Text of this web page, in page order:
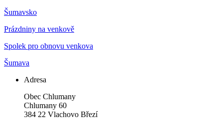
Šumavsko
Prázdniny na venkově
Spolek pro obnovu venkova
Šumava
Adresa
Obec Chlumany
Chlumany 60
384 22 Vlachovo Březí